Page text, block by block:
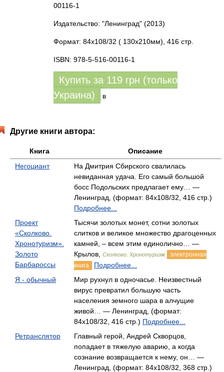
00116-1
Издательство: "Ленинград" (2013)
Формат: 84x108/32 ( 130x210мм), 416 стр.
ISBN: 978-5-516-00116-1
Купить за 119 грн (только
Украина)
в
Другие книги автора:
Книга
Описание
Негоциант
На Дмитрия Сбирского свалилась
невиданная удача. Его самый большой
босс Подольских предлагает ему… —
Ленинград, (формат: 84x108/32, 416 стр.)
Подробнее...
Проект
«Сколково.
Хронотуризм».
Золото
Барбароссы
Тысячи золотых монет, сотни золотых
слитков и великое множество драгоценных
камней, – всем этим единолично… —
Крылов,
Сколково. Хронотуризм
электронная
книга
Подробнее...
Я - обычный
Мир рухнул в одночасье. Неизвестный
вирус превратил большую часть
населения земного шара в алчущие
живой… — Ленинград, (формат:
84x108/32, 416 стр.) Подробнее...
Ретранслятор
Главный герой, Андрей Скворцов,
попадает в тяжелую аварию, а когда
сознание возвращается к нему, он… —
Ленинград, (формат: 84x108/32, 368 стр.)